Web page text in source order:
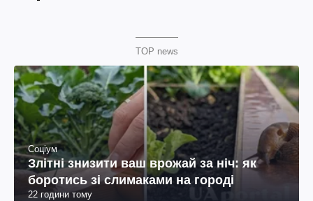
TOP news
Соціум
Злітні знизити ваш врожай за ніч: як
боротись зі слимаками на городі
22 години тому